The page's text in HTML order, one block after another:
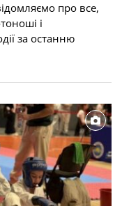
про все,
і
за останню